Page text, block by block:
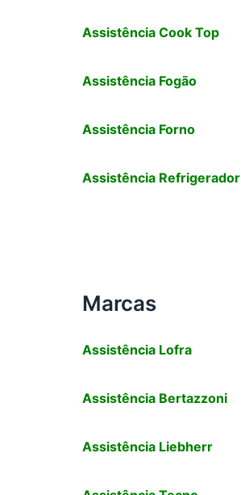
Assistência Cook Top
Assistência Fogão
Assistência Forno
Assistência Refrigerador
Marcas
Assistência Lofra
Assistência Bertazzoni
Assistência Liebherr